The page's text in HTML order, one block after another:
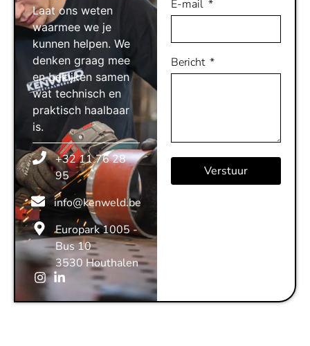
Laat ons weten
waarmee we je
kunnen helpen. We
denken graag mee
en bekijken samen
wat technisch en
praktisch haalbaar
is.
+32 11 76 28
95
info@kenweld.be
Europark 1005 -
Bus 10
3530 Houthalen
E-mail
Bericht
Verstuur